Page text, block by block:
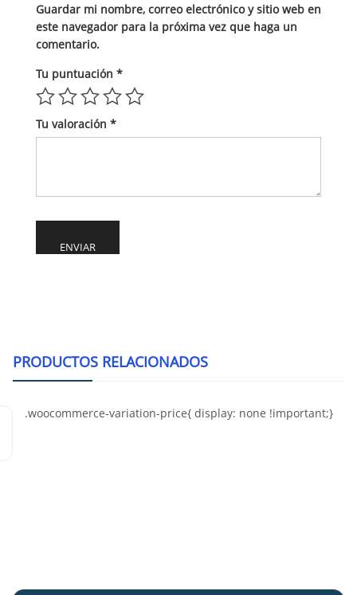
Guardar mi nombre, correo electrónico y sitio web en
este navegador para la próxima vez que haga un
comentario.
Tu puntuación *
Tu valoración *
PRODUCTOS RELACIONADOS